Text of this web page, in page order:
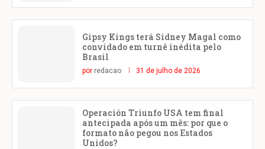
Gipsy Kings terá Sidney Magal como
convidado em turnê inédita pelo
Brasil
por redacao 31 de julho de 2026
Operación Triunfo USA tem final
antecipada após um mês: por que o
formato não pegou nos Estados
Unidos?